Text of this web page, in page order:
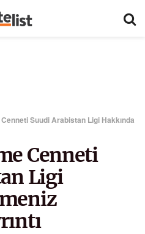
Suudi Arabistan Ligi Hakkında
Cenneti
Ligi